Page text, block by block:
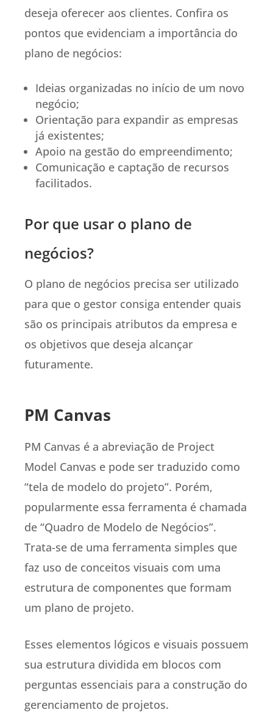
deseja oferecer aos clientes. Confira os
pontos que evidenciam a importância do
plano de negócios:
Ideias organizadas no início de um novo
negócio;
Orientação para expandir as empresas
já existentes;
Apoio na gestão do empreendimento;
Comunicação e captação de recursos
facilitados.
Por que usar o plano de
negócios?
O plano de negócios precisa ser utilizado
para que o gestor consiga entender quais
são os principais atributos da empresa e
os objetivos que deseja alcançar
futuramente.
PM Canvas
PM Canvas é a abreviação de Project
Model Canvas e pode ser traduzido como
“tela de modelo do projeto”. Porém,
popularmente essa ferramenta é chamada
de “Quadro de Modelo de Negócios”.
Trata-se de uma ferramenta simples que
faz uso de conceitos visuais com uma
estrutura de componentes que formam
um plano de projeto.
Esses elementos lógicos e visuais possuem
sua estrutura dividida em blocos com
perguntas essenciais para a construção do
gerenciamento de projetos.